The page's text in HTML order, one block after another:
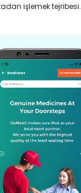
işlemek tejribesi.